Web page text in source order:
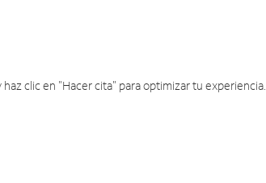
clic en "Hacer cita" para optimizar tu experiencia.